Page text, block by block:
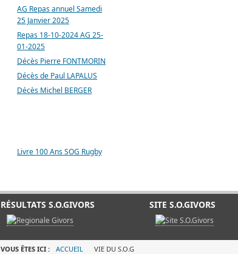
AG Repas annuel Samedi
25 Janvier 2025
Repas 18-10-2024 AG 25-
01-2025
Décès Pierre FONTMORIN
Décès de Paul LAPALUS
Décès Michel BERGER
Livre 100 Ans SOG Rugby
RÉSULTATS S.O.GIVORS SITE S.O.GIVORS
VOUS ÊTES ICI : ACCUEIL VIE DU S.O.G